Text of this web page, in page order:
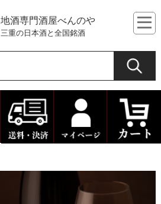
地酒専門酒屋べんのや
三重の日本酒と全国銘酒